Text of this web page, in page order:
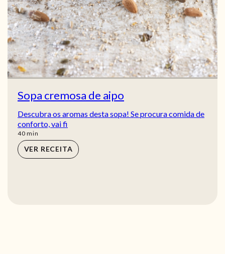
Sopa cremosa de aipo
Descubra os aromas desta sopa! Se procura comida de
conforto, vai fi
40min
min
VER RECEITA